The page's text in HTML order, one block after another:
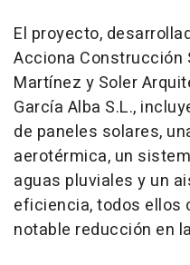
El proyecto,
Acciona Construcción
Martínez y Soler
García Alba S.L.,
de paneles solares,
aerotérmica, un
aguas pluviales y un
eficiencia, todos ellos
notable reducción en